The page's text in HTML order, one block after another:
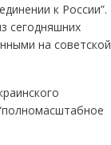
к России”.
сегодняшних
на советской